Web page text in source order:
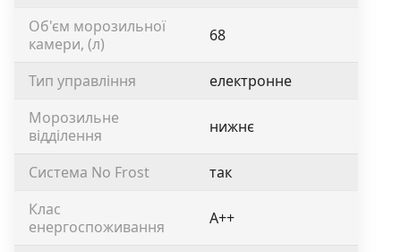
Об'єм морозильної
камери, (л)
68
Тип управління
електронне
Морозильне
відділення
нижнє
Система No Frost
так
Клас
енергоспоживання
А++